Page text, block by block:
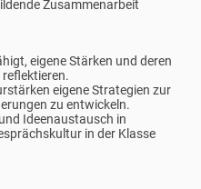
Zusammenarbeit
eigene Stärken und deren
eigene Strategien zur
zu entwickeln.
Ideenaustausch in
in der Klasse